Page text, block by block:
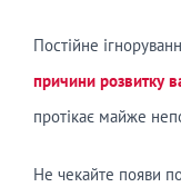
Постійне
причини розвитку
протікає майже
Не чекайте появи